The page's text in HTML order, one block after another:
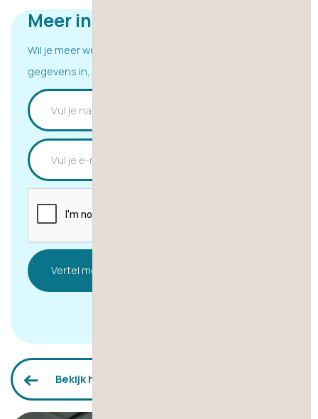
Meer informatie ontvangen?
Wil je meer weten over deze vacature? Vul hieronder je
gegevens in, of chat direct met ons via whatsapp.
Bekijk het overzicht